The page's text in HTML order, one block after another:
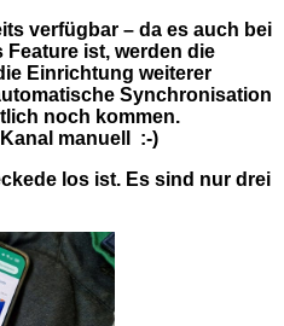
verfügbar – da es auch bei
ist, werden die
Einrichtung weiterer
Synchronisation
noch kommen.
manuell :-)
los ist. Es sind nur drei